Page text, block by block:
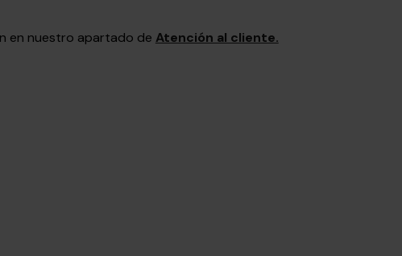
en nuestro apartado de Atención al cliente.